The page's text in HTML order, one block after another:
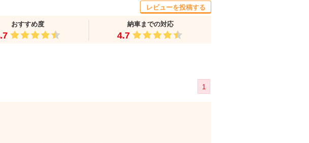
おすすめ度 納車までの対応
4.7
レビューを投稿する
1